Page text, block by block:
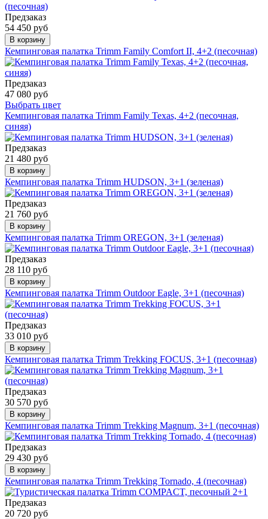
Предзаказ
54 450 руб
В корзину
Кемпинговая палатка Trimm Family Comfort II, 4+2 (песочная)
Предзаказ
47 080 руб
Выбрать цвет
Кемпинговая палатка Trimm Family Texas, 4+2 (песочная,
синяя)
Предзаказ
21 480 руб
В корзину
Кемпинговая палатка Trimm HUDSON, 3+1 (зеленая)
Предзаказ
21 760 руб
В корзину
Кемпинговая палатка Trimm OREGON, 3+1 (зеленая)
Предзаказ
28 110 руб
В корзину
Кемпинговая палатка Trimm Outdoor Eagle, 3+1 (песочная)
Предзаказ
33 010 руб
В корзину
Кемпинговая палатка Trimm Trekking FOCUS, 3+1 (песочная)
Предзаказ
30 570 руб
В корзину
Кемпинговая палатка Trimm Trekking Magnum, 3+1 (песочная)
Предзаказ
29 430 руб
В корзину
Кемпинговая палатка Trimm Trekking Tornado, 4 (песочная)
Предзаказ
20 720 руб